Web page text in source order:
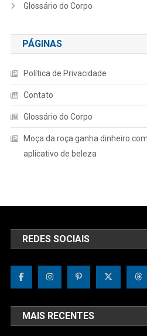
Glossário do Corpo
PÁGINAS
Política de Privacidade
Contato
Glossário do Corpo
Moça da roça ganha dinheiro
aplicativo de beleza
REDES SOCIAIS
MAIS RECENTES